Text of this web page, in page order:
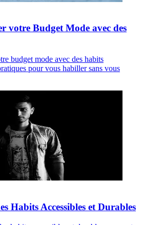
votre Budget Mode avec des
budget mode avec des habits
pour vous habiller sans vous
Habits Accessibles et Durables